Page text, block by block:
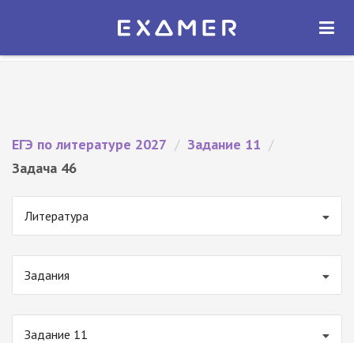
Экзамер — ЕГЭ 2027
ОТКРЫТЬ
ЕГЭ по литературе 2027 / Задание 11 /
Задача 46
Литература
Задания
Задание 11